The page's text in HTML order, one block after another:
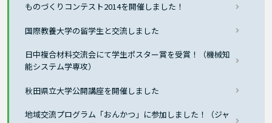
ものづくりコンテスト2014を開催しました！
国際教養大学の留学生と交流しました
日中複合材料交流会にて学生ポスター賞を受賞！（機械知
能システム学専攻）
秋田県立大学公開講座を開催しました
地域交流プログラム「おんかつ」に参加しました！（ジャ